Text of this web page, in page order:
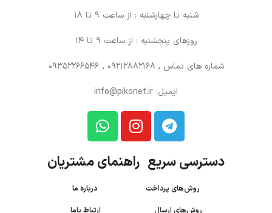
شنبه تا چهارشنبه : از ساعت 9 تا 18
روزهای پنجشنبه : از ساعت 9 تا 14
شماره های تماس , 09212882168 , 09352266546
ایمیل: info@pikonet.ir
دسترسی سریع راهنمای مشتریان
روش‌های پرداخت درباره ما
روش‌های ارسال
ارتباط باما